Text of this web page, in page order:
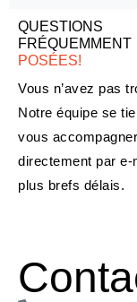
QUESTIONS
FRÉQUEMMENT
POSÉES!
Vous n’avez pas
Notre équipe se
vous
directement par
plus brefs délais.